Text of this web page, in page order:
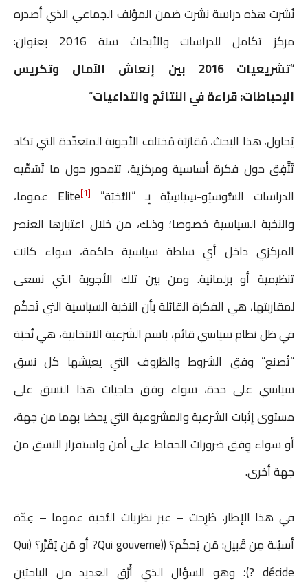
c
e
b
o
o
i
t
e
a
t
A
p
p
s
s
n
g
a
l
a
l
i
n
t
نُشرت هذه دراسة نشرت ضمن المؤلف الجماعي الذي أصدره
مركز تكامل للدراسات والأبحاث سنة 2016 بعنوان:
“
تشريعيات 2016 بين إنعاش الآمال وتكريس
الإحباطات: قراءة في النتائج والتداعيات“
يُحاول، هذا البحث، مُقارَبَة مُختلف الأجوبة المتعدِّدة التي تكاد
تَتَّفٍق حول فكرة أساسية ومركزية، تتمحور حول ما تُسَمِّيه
الدراسات السُّوسيُو-سِياسِيَّة بِـ “النُّخبَة” Elite
[1]
عموما،
والنخبة السياسية خصوصا؛ وذلك، من خلال اعتبارها العنصر
المركزي داخل أي سلطة سياسية حاكمة، سواء كانت
تنظيمية أو برلمانية. ومن بين تلك الأجوبة التي نسعى
لمقاربتها، هي الفكرة القائلة بأن النخبة السياسية التي تَحكُم
في ظل نظام سياسي قائم، باسم الشرعية الانتخابية، هي نُخبَة
“تُصنع” وفق الشروط والظروف التي يعيشها كل نسق
سياسي على حدة، سواء وفق حاجيات هذا النسق على
مستوى إثبات الشرعية والمشروعية التي يحضا بهما من جهة،
أو سواء وِفق ضرورات الحفاظ على أمن واستقرار النسق من
جهة أخرى.
في هذا الإطار، طُرِحت – عبر نظريات النُّخبة عموما – عِدّة
أسئِلة مِن قَبيل: مَن يَحكُم؟ ((Qui gouverne? أو مَن يُقَرِّر؟ (Qui
décide ?)؛ وهو السؤال الذي أَرَّق العديد من الباحثين